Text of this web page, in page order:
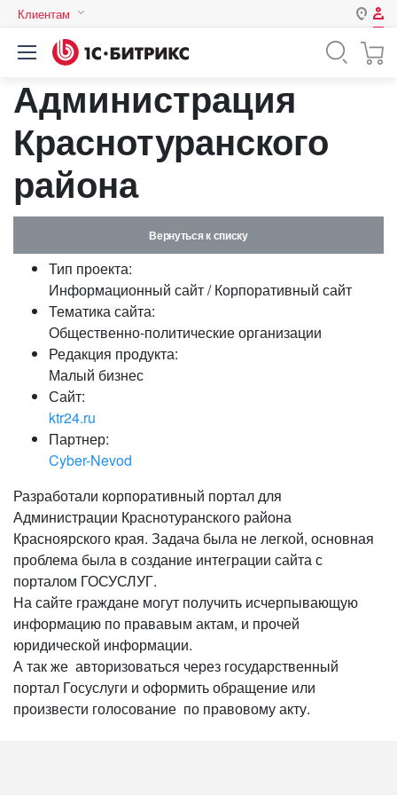
Клиентам
Казахстан
Авторизация
Логин
Запомнить меня на этом
Забыли свой пароль?
или войдите с помощью
Администрация
Краснотуранского
района
Вернуться к списку
Тип проекта:
Информационный сайт / Корпоративный сайт
Тематика сайта:
Общественно-политические организации
Редакция продукта:
Малый бизнес
Сайт:
ktr24.ru
Партнер:
Cyber-Nevod
Разработали корпоративный портал для
Администрации Краснотуранского района
Красноярского края. Задача была не легкой, основная
проблема была в создание интеграции сайта с
порталом ГОСУСЛУГ.
На сайте граждане могут получить исчерпывающую
информацию по прававым актам, и прочей
юридической информации.
А так же авторизоваться через государственный
портал Госуслуги и оформить обращение или
произвести голосование по правовому акту.